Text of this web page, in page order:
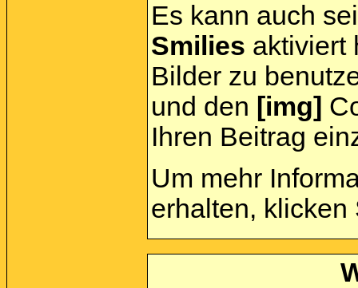
Es kann auch
Smilies aktiviert
Bilder zu
und den [img]
Ihren Beitrag
Um mehr
erhalten,